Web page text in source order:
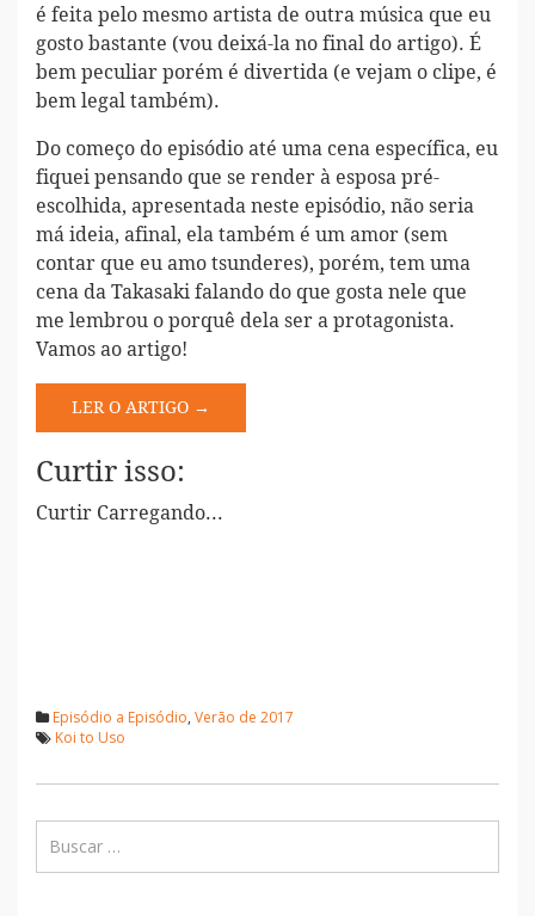
é feita pelo mesmo artista de outra música que eu
gosto bastante (vou deixá-la no final do artigo). É
bem peculiar porém é divertida (e vejam o clipe, é
bem legal também).
Do começo do episódio até uma cena específica, eu
fiquei pensando que se render à esposa pré-
escolhida, apresentada neste episódio, não seria
má ideia, afinal, ela também é um amor (sem
contar que eu amo tsunderes), porém, tem uma
cena da Takasaki falando do que gosta nele que
me lembrou o porquê dela ser a protagonista.
Vamos ao artigo!
LER O ARTIGO →
Curtir isso:
Curtir Carregando...
Episódio a Episódio, Verão de 2017
Koi to Uso